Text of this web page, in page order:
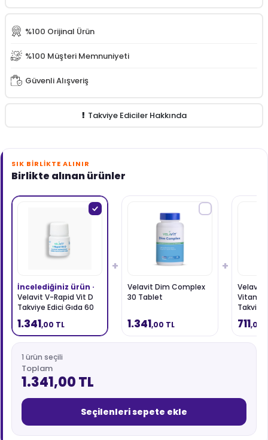
%100 Orijinal Ürün
%100 Müşteri Memnuniyeti
Güvenli Alışveriş
Takviye Ediciler Hakkında
SIK BIRLIKTE ALINIR
Birlikte alınan ürünler
İncelediğiniz ürün ·
Velavit V-Rapid Vit D
Takviye Edici Gıda 60
Tablet
1.341,00 TL
+
Velavit Dim Complex
30 Tablet
1.341,00 TL
+
Velavit
Vitamin
Takviye
Tablet
711,00
1 ürün seçili
Toplam
1.341,00 TL
Seçilenleri sepete ekle